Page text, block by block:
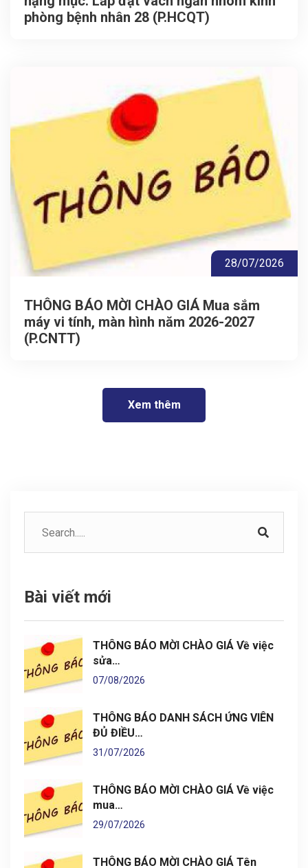
phòng bệnh nhân 28 (P.HCQT)
28/07/2026
THÔNG BÁO MỜI CHÀO GIÁ Mua sắm
máy vi tính, màn hình năm 2026-2027
(P.CNTT)
Xem thêm
Bài viết mới
THÔNG BÁO MỜI CHÀO GIÁ Về việc
sửa…
07/08/2026
THÔNG BÁO DANH SÁCH ỨNG VIÊN
ĐỦ ĐIỀU…
31/07/2026
THÔNG BÁO MỜI CHÀO GIÁ Về việc
mua…
29/07/2026
THÔNG BÁO MỜI CHÀO GIÁ Tên